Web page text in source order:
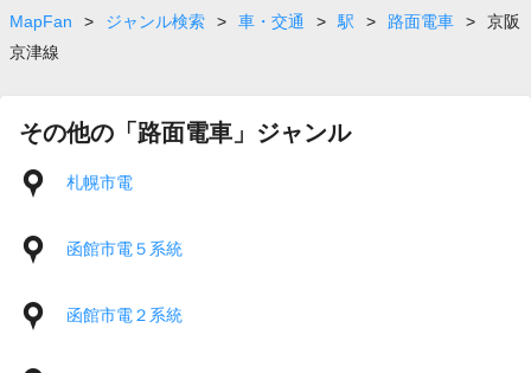
MapFan > ジャンル検索 > 車・交通 > 駅 > 路面電車 >
京阪
京津線
その他の「路面電車」ジャンル
札幌市電
函館市電５系統
函館市電２系統